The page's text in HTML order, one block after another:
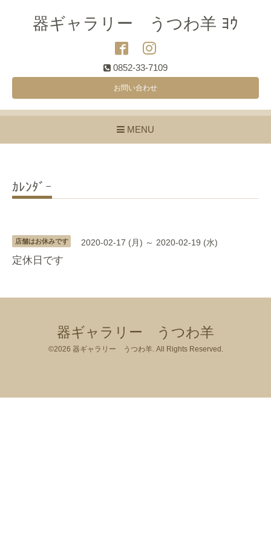
器ギャラリー うつわ羊 ﾖｳ
0852-33-7109
お問い合わせ
MENU
ｶﾚﾝﾀﾞｰ
店舗はお休みです 2020-02-17 (月) ～ 2020-02-19 (水)
定休日です
器ギャラリー うつわ羊
©2026 器ギャラリー うつわ羊. All Rights Reserved.